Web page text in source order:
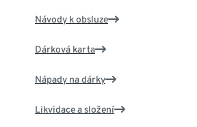
Návody k obsluze
Dárková karta
Nápady na dárky
Likvidace a složení